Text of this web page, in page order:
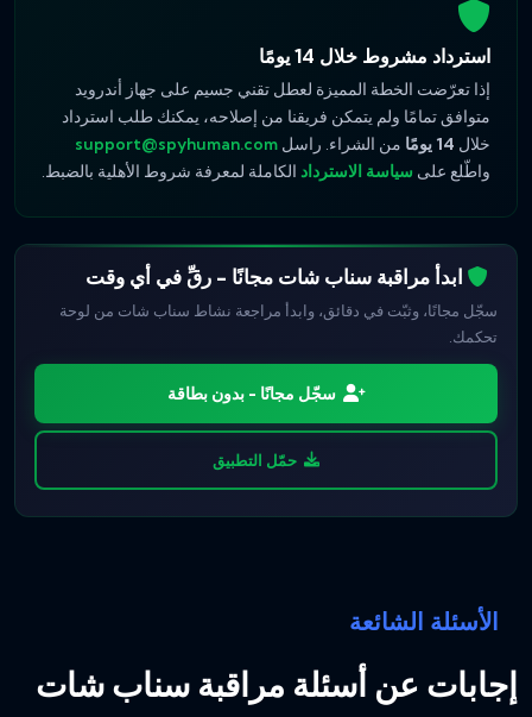
استرداد مشروط خلال 14 يومًا
إذا تعرّضت الخطة المميزة لعطل تقني جسيم على جهاز أندرويد
متوافق تمامًا ولم يتمكن فريقنا من إصلاحه، يمكنك طلب استرداد
خلال 14 يومًا من الشراء. راسل support@spyhuman.com
واطّلع على سياسة الاسترداد الكاملة لمعرفة شروط الأهلية بالضبط.
ابدأ مراقبة سناب شات مجانًا - رقِّ في أي وقت
سجّل مجانًا، وثبّت في دقائق، وابدأ مراجعة نشاط سناب شات من لوحة
تحكمك.
سجّل مجانًا - بدون بطاقة
حمّل التطبيق
الأسئلة الشائعة
إجابات عن أسئلة مراقبة سناب شات